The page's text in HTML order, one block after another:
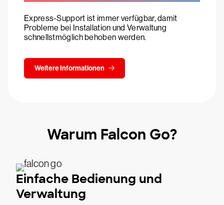
Express-Support ist immer verfügbar, damit
Probleme bei Installation und Verwaltung
schnellstmöglich behoben werden.
Weitere Informationen
Warum Falcon Go?
Einfache Bedienung und
Verwaltung